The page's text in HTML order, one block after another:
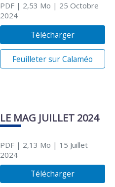
PDF| 2,53 Mo | 25 Octobre
2024
Télécharger
Feuilleter sur Calaméo
LE MAG JUILLET 2024
PDF| 2,13 Mo | 15 Juillet
2024
Télécharger